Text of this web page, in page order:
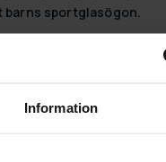
Information
sportglasögon.
för alla